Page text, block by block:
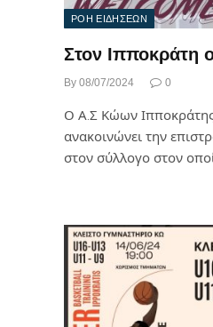
ΡΟΗ ΕΙΔΗΣΕΩΝ
Στον Ιπποκράτη
By 08/07/2024 0
Ο Α.Σ Κώων Ιπποκράτης
ανακοινώνει την
στον σύλλογο στον